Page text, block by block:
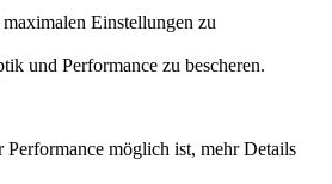
Einstellungen zu
und Performance zu bescheren.
Performance möglich ist, mehr Details